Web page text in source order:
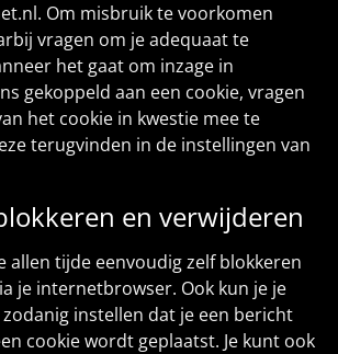
Om misbruik te voorkomen
vragen om je adequaat te
het gaat om inzage in
gekoppeld aan een cookie, vragen
het cookie in kwestie mee te
terugvinden in de instellingen van
en verwijderen
allen tijde eenvoudig zelf blokkeren
je internetbrowser. Ook kun je je
instellen dat je een bericht
cookie wordt geplaatst. Je kunt ook